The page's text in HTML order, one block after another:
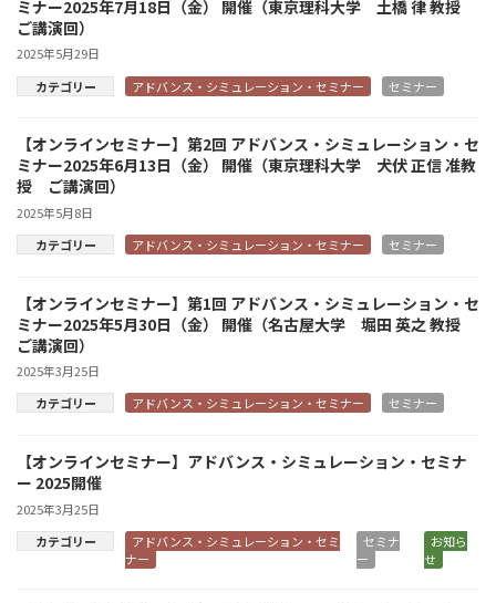
ミナー2025年7月18日（金） 開催（東京理科大学 土橋 律 教授
ご講演回）
2025年5月29日
カテゴリー
アドバンス・シミュレーション・セミナー セミナー
【オンラインセミナー】第2回 アドバンス・シミュレーション・セ
ミナー2025年6月13日（金） 開催（東京理科大学 犬伏 正信 准教
授 ご講演回）
2025年5月8日
カテゴリー
アドバンス・シミュレーション・セミナー セミナー
【オンラインセミナー】第1回 アドバンス・シミュレーション・セ
ミナー2025年5月30日（金） 開催（名古屋大学 堀田 英之 教授
ご講演回）
2025年3月25日
カテゴリー
アドバンス・シミュレーション・セミナー セミナー
【オンラインセミナー】アドバンス・シミュレーション・セミナ
ー 2025開催
2025年3月25日
カテゴリー
アドバンス・シミュレーション・セミ
ナー
セミナ
ー
お知ら
せ